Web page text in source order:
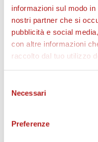
informazioni sul modo
nostri partner che si
pubblicità e social
con altre informazioni
raccolto dal tuo utilizzo
delNecessari
Preferenze
AS CITTADELLA